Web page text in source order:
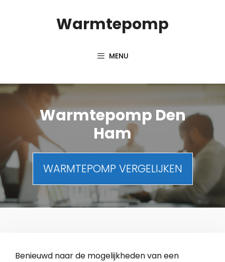
Warmtepomp
MENU
Warmtepomp Den
Ham
WARMTEPOMP VERGELIJKEN
Benieuwd naar de mogelijkheden van een